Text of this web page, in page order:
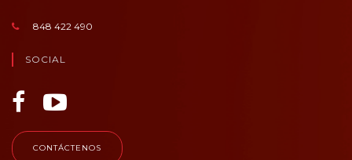
848 422 490
SOCIAL
CONTÁCTENOS